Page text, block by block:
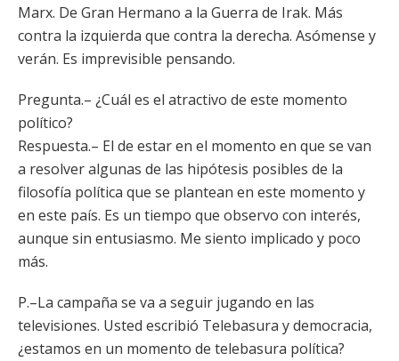
Marx. De Gran Hermano a la Guerra de Irak. Más
contra la izquierda que contra la derecha. Asómense y
verán. Es imprevisible pensando.
Pregunta.– ¿Cuál es el atractivo de este momento
político?
Respuesta.– El de estar en el momento en que se van
a resolver algunas de las hipótesis posibles de la
filosofía política que se plantean en este momento y
en este país. Es un tiempo que observo con interés,
aunque sin entusiasmo. Me siento implicado y poco
más.
P.–La campaña se va a seguir jugando en las
televisiones. Usted escribió Telebasura y democracia,
¿estamos en un momento de telebasura política?